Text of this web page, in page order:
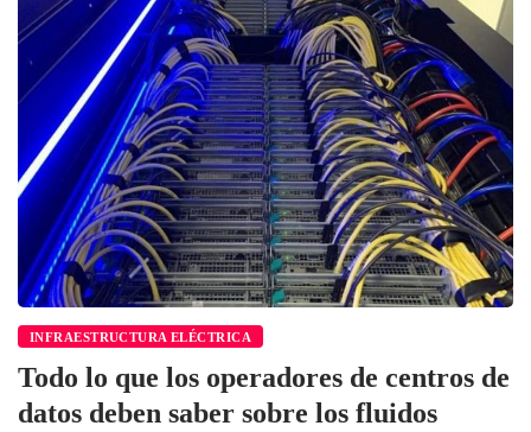
INFRAESTRUCTURA ELÉCTRICA
Todo lo que los operadores de centros de
datos deben saber sobre los fluidos